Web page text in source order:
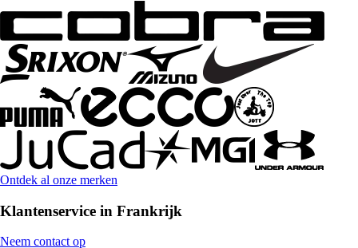
Ontdek al onze merken
Klantenservice in Frankrijk
Neem contact op